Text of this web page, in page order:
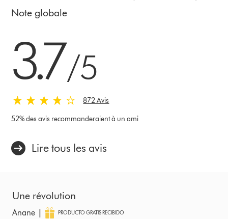
Note globale
3.7/5
872 Avis
52% des avis recommanderaient à un ami
Lire tous les avis
Une révolution
Anane | PRODUCTO GRATIS RECIBIDO